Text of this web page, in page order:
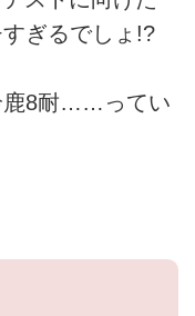
ぎるでしょ!?
鹿8耐……ってい